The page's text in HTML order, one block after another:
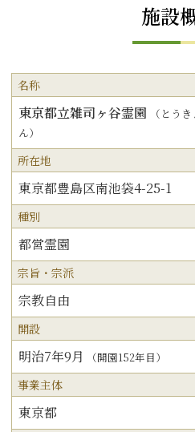
施設
名称
東京都立雑司ヶ谷霊園
（とう
ん）
所在地
東京都豊島区南池袋4-25-1
種別
都営霊園
宗旨・宗派
宗教自由
開設
明治7年9月 （開園152年目）
事業主体
東京都